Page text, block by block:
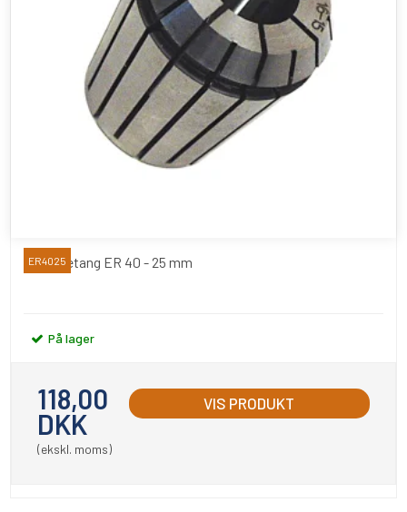
Spændetang ER 40 - 25 mm
ER4025
På lager
118,00
DKK
(ekskl. moms)
VIS PRODUKT